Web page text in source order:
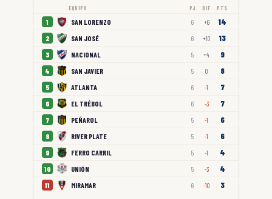
EQUIPO PJ DIF PTS
1 SAN LORENZO 6 +6 14
2 SAN JOSÉ 6 +10 13
3 NACIONAL 5 +4 9
4 SAN JAVIER 5 0 8
5 ATLANTA 6 -1 7
6 EL TRÉBOL 6 -3 7
7 PEÑAROL 5 -1 6
8 RIVER PLATE 5 -1 6
9 FERRO CARRIL 5 -1 4
10 UNIÓN 5 -3 4
11 MIRAMAR 6 -10 3